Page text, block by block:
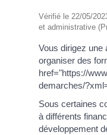
Vérifié le 22/05/
et administrative
Vous dirigez une
organiser des
href="https://
demarches/
Sous certaines
à différents
développement